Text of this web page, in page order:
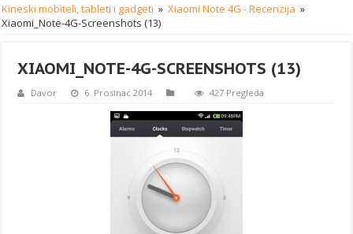
Kineski mobiteli, tableti i gadgeti » Xiaomi Note 4G - Recenzija »
Xiaomi_Note-4G-Screenshots (13)
XIAOMI_NOTE-4G-SCREENSHOTS (13)
Davor 6. Prosinac 2014 427 Pregleda